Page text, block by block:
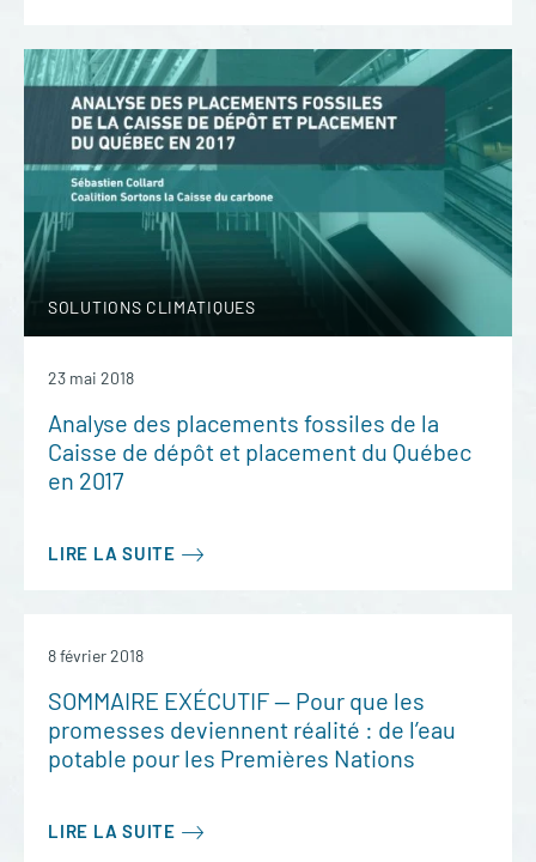
SOLUTIONS CLIMATIQUES
23 mai 2018
Analyse des placements fossiles de la
Caisse de dépôt et placement du Québec
en 2017
LIRE LA SUITE
8 février 2018
SOMMAIRE EXÉCUTIF — Pour que les
promesses deviennent réalité : de l’eau
potable pour les Premières Nations
LIRE LA SUITE